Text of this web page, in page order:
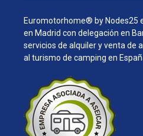
Euromotorhome® by Nodes25
en Madrid con delegación en
servicios de alquiler y venta de
al turismo de camping en